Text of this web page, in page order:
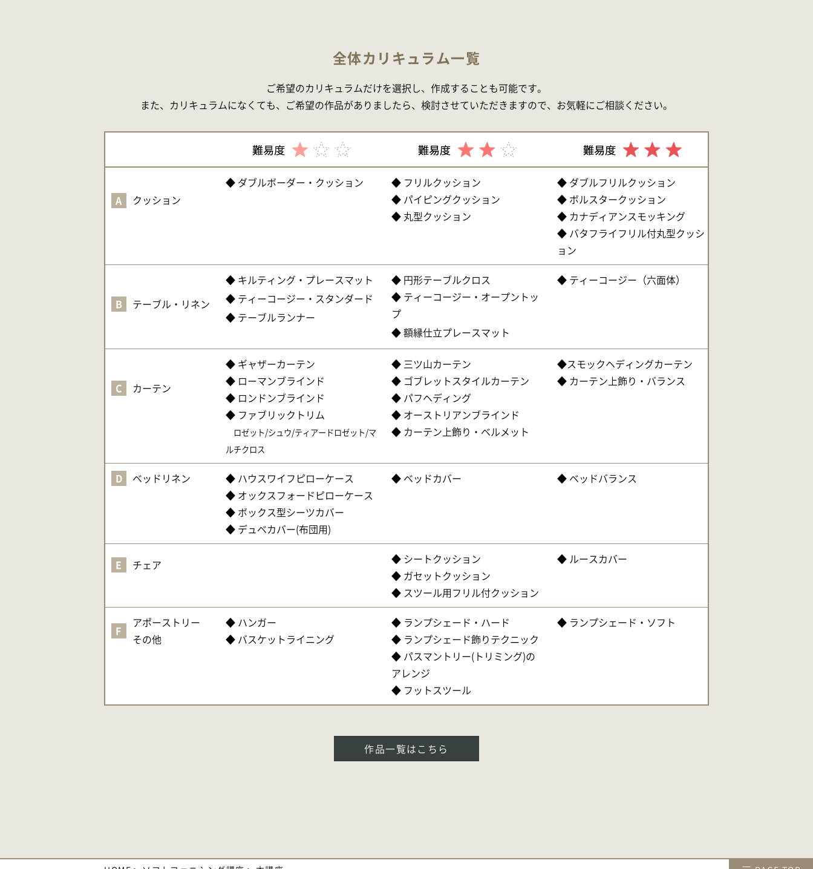
全体カリキュラム一覧
ご希望のカリキュラムだけを選択し、作成することも可能です。
また、カリキュラムになくても、ご希望の作品がありましたら、検討させていただきますので、お気軽にご相談ください。
A クッション
◆ ダブルボーダー・クッション
◆ フリルクッション
◆ パイピングクッション
◆ 丸型クッション
◆ ダブルフリルクッション
◆ ボルスタークッション
◆ カナディアンスモッキング
◆ バタフライフリル付丸型クッシ
ョン
B テーブル・リネン
◆ キルティング・プレースマット
◆ ティーコージー・スタンダード
◆ テーブルランナー
◆ 円形テーブルクロス
◆ ティーコージー・オープントッ
プ
◆ 額縁仕立プレースマット
◆ ティーコージー（六面体）
C カーテン
◆ ギャザーカーテン
◆ ローマンブラインド
◆ ロンドンブラインド
◆ ファブリックトリム
ロゼット/シュウ/ティアードロゼット/マ
ルチクロス
◆ 三ツ山カーテン
◆ ゴブレットスタイルカーテン
◆ パフヘディング
◆ オーストリアンブラインド
◆ カーテン上飾り・ベルメット
◆スモックヘディングカーテン
◆ カーテン上飾り・バランス
D ベッドリネン
◆ ハウスワイフピローケース
◆ オックスフォードピローケース
◆ ボックス型シーツカバー
◆ デュベカバー(布団用)
◆ ベッドカバー ◆ ベッドバランス
E チェア
◆ シートクッション
◆ ガセットクッション
◆ スツール用フリル付クッション
◆ ルースカバー
F
アポーストリー
その他
◆ ハンガー
◆ バスケットライニング
◆ ランプシェード・ハード
◆ ランプシェード飾りテクニック
◆ パスマントリー(トリミング)の
アレンジ
◆ フットスツール
◆ ランプシェード・ソフト
作品一覧はこちら